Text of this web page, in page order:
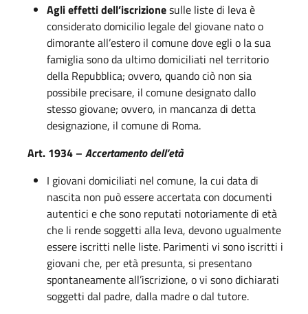
Agli effetti dell’iscrizionesulle liste di leva è
considerato domicilio legale del giovane nato o
dimorante all’estero il comune dove egli o la sua
famiglia sono da ultimo domiciliati nel territorio
della Repubblica; ovvero, quando ciò non sia
possibile precisare, il comune designato dallo
stesso giovane; ovvero, in mancanza di detta
designazione, il comune di Roma.
Art. 1934 – Accertamento dell’età
I giovani domiciliati nel comune, la cui data di
nascita non può essere accertata con documenti
autentici e che sono reputati notoriamente di età
che li rende soggetti alla leva, devono ugualmente
essere iscritti nelle liste. Parimenti vi sono iscritti i
giovani che, per età presunta, si presentano
spontaneamente all’iscrizione, o vi sono dichiarati
soggetti dal padre, dalla madre o dal tutore.